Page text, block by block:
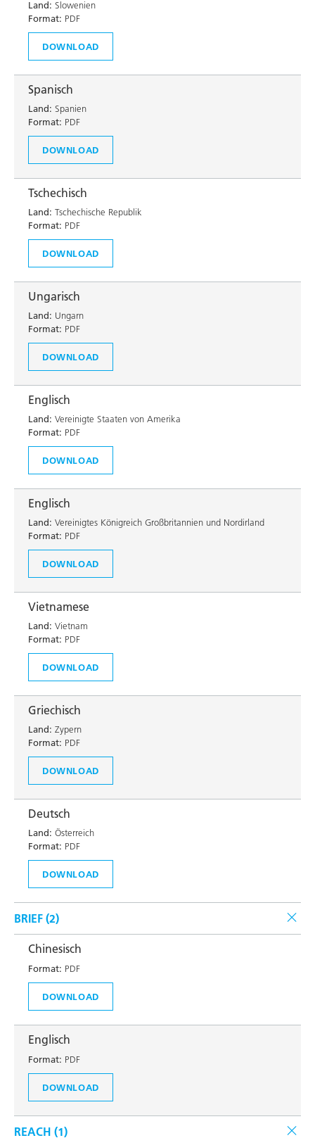
Land: Slowenien
Format: PDF
DOWNLOAD
Spanisch
Land: Spanien
Format: PDF
DOWNLOAD
Tschechisch
Land: Tschechische Republik
Format: PDF
DOWNLOAD
Ungarisch
Land: Ungarn
Format: PDF
DOWNLOAD
Englisch
Land: Vereinigte Staaten von Amerika
Format: PDF
DOWNLOAD
Englisch
Land: Vereinigtes Königreich Großbritannien und Nordirland
Format: PDF
DOWNLOAD
Vietnamese
Land: Vietnam
Format: PDF
DOWNLOAD
Griechisch
Land: Zypern
Format: PDF
DOWNLOAD
Deutsch
Land: Österreich
Format: PDF
DOWNLOAD
BRIEF (2)
Chinesisch
Format: PDF
DOWNLOAD
Englisch
Format: PDF
DOWNLOAD
REACH (1)